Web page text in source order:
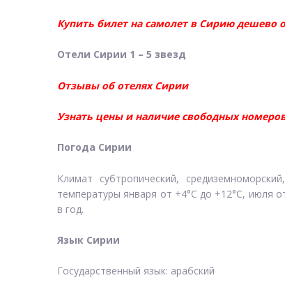
Купить билет на самолет в Сирию дешево
Отели Сирии 1 – 5 звезд
Отзывы об отелях Сирии
Узнать цены и наличие свободных
Погода Сирии
Климат субтропический,
температуры января от +4°С до +12°С, июля
в год.
Язык Сирии
Государственный язык: арабский